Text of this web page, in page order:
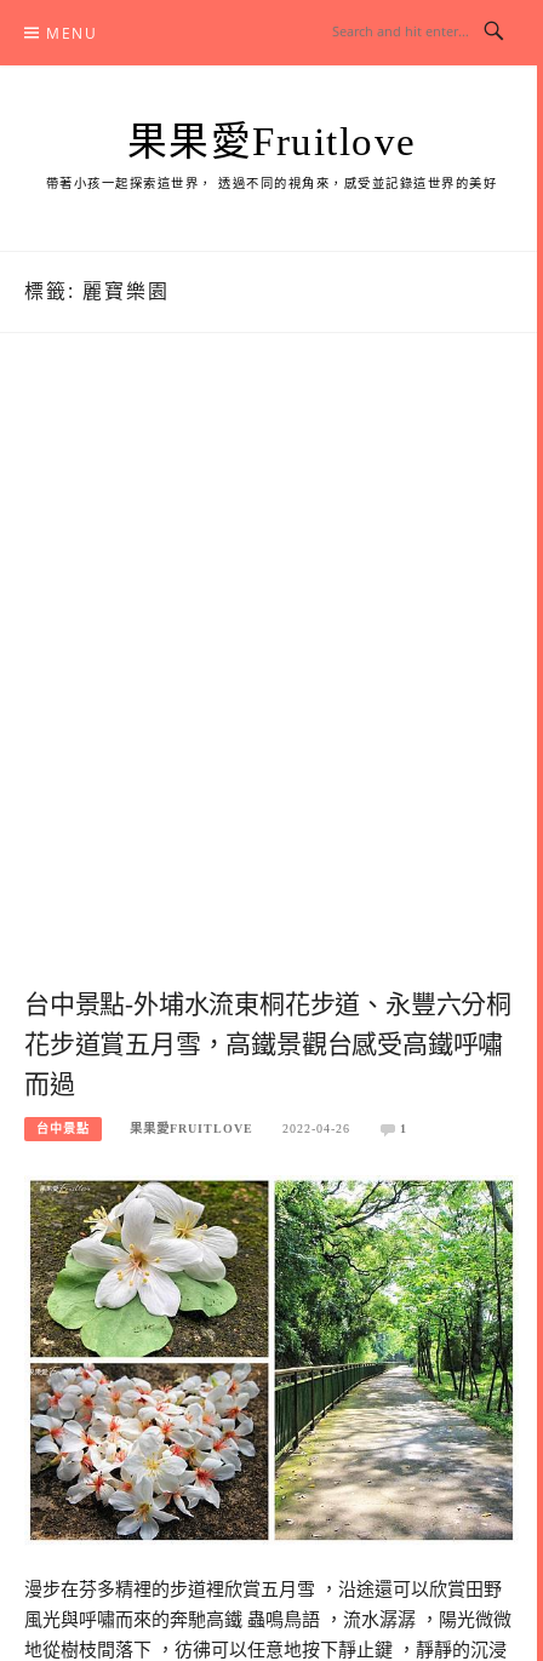
content
MENU
果果愛Fruitlove
帶著小孩一起探索這世界， 透過不同的視角來，感受並記錄這世界的美好
標籤: 麗寶樂園
台中景點-外埔水流東桐花步道、永豐六分桐
花步道賞五月雪，高鐵景觀台感受高鐵呼嘯
而過
台中景點 果果愛FRUITLOVE 2022-04-26 1
漫步在芬多精裡的步道裡欣賞五月雪 ，沿途還可以欣賞田野
風光與呼嘯而來的奔馳高鐵 蟲鳴鳥語 ，流水潺潺 ，陽光微微
地從樹枝間落下 ，彷彿可以任意地按下靜止鍵 ，靜靜的沉浸